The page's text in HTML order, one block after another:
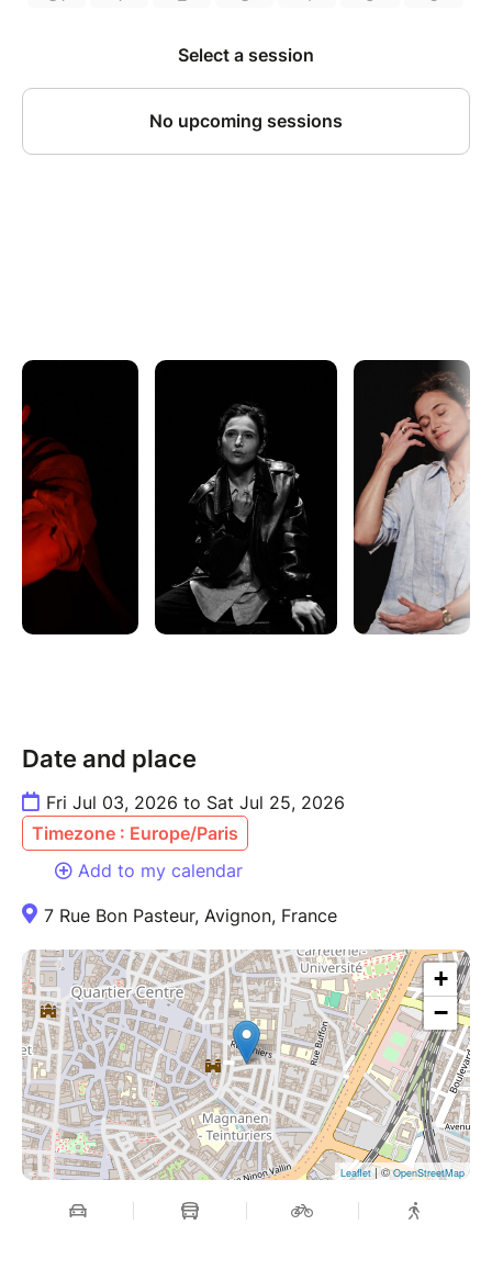
Date and place
Fri Jul 03, 2026 to Sat Jul 25, 2026
Timezone : Europe/Paris
Add to my calendar
7 Rue Bon Pasteur, Avignon, France
+
−
Leaflet| ©OpenStreetMap